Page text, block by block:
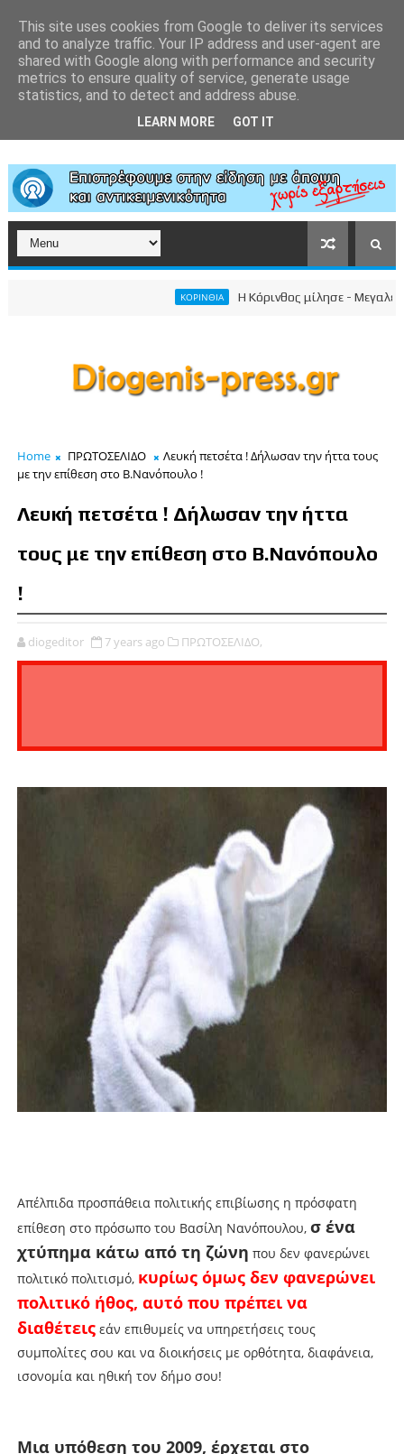
ΚΟΡΙΝΘΙΑ Η Κόρινθος μίλησε - Μεγαλειώδης
Home ΠΡΩΤΟΣΕΛΙΔΟ
Λευκή πετσέτα ! Δήλωσαν την ήττα τους
με την επίθεση στο Β.Νανόπουλο !
Λευκή πετσέτα ! Δήλωσαν την ήττα
τους με την επίθεση στο Β.Νανόπουλο
!
diogeditor 7 years ago ΠΡΩΤΟΣΕΛΙΔΟ,
Απέλπιδα προσπάθεια πολιτικής επιβίωσης η πρόσφατη
επίθεση στο πρόσωπο του Βασίλη Νανόπουλου, σ ένα
χτύπημα κάτω από τη ζώνη που δεν φανερώνει
πολιτικό πολιτισμό, κυρίως όμως δεν φανερώνει
πολιτικό ήθος, αυτό που πρέπει να
διαθέτειςεάν επιθυμείς να υπηρετήσεις τους
συμπολίτες σου και να διοικήσεις με ορθότητα, διαφάνεια,
ισονομία και ηθική τον δήμο σου!
Μια υπόθεση του 2009, έρχεται στο
This site uses cookies from Google to deliver its services
and to analyze traffic. Your IP address and user-agent are
shared with Google along with performance and security
metrics to ensure quality of service, generate usage
statistics, and to detect and address abuse.
LEARN MORE GOT IT